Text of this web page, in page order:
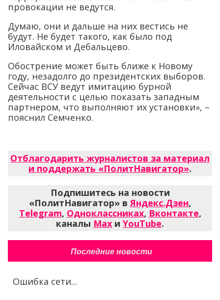
провокации не ведутся.
Думаю, они и дальше на них вестись не
будут. Не будет такого, как было под
Иловайском и Дебальцево.
Обострение может быть ближе к Новому
году, незадолго до президентских выборов.
Сейчас ВСУ ведут имитацию бурной
деятельности с целью показать западным
партнером, что выполняют их установки», –
пояснил Семченко.
Отблагодарить журналистов за материал
и поддержать «ПолитНавигатор».
Подпишитесь на новости
«ПолитНавигатор» вЯндекс.Дзен,
Telegram, Одноклассниках, Вконтакте,
каналы Max и YouTube.
Последние новости
Ошибка сети...